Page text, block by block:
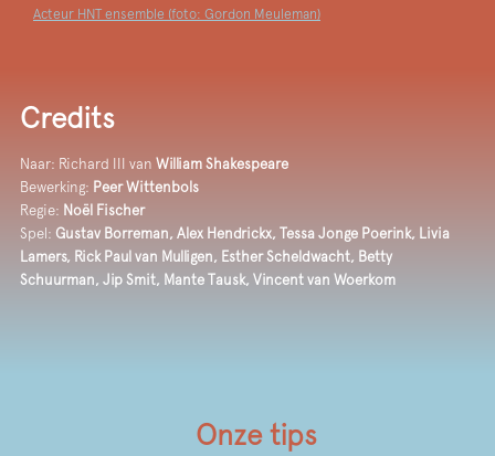
Acteur HNT ensemble (foto: Gordon Meuleman)
Credits
Naar: Richard III van William Shakespeare
Bewerking: Peer Wittenbols
Regie: Noël Fischer
Spel: Gustav Borreman, Alex Hendrickx, Tessa Jonge Poerink, Livia
Lamers, Rick Paul van Mulligen, Esther Scheldwacht, Betty
Schuurman, Jip Smit, Mante Tausk, Vincent van Woerkom
Onze tips